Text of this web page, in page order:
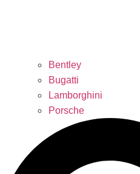
Bentley
Bugatti
Lamborghini
Porsche